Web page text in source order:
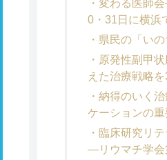
変わる医師
0・31日に横浜
県民の「い
原発性副甲
えた治療戦略
納得のいく
ケーションの重
臨床研究リ
―リウマチ学会